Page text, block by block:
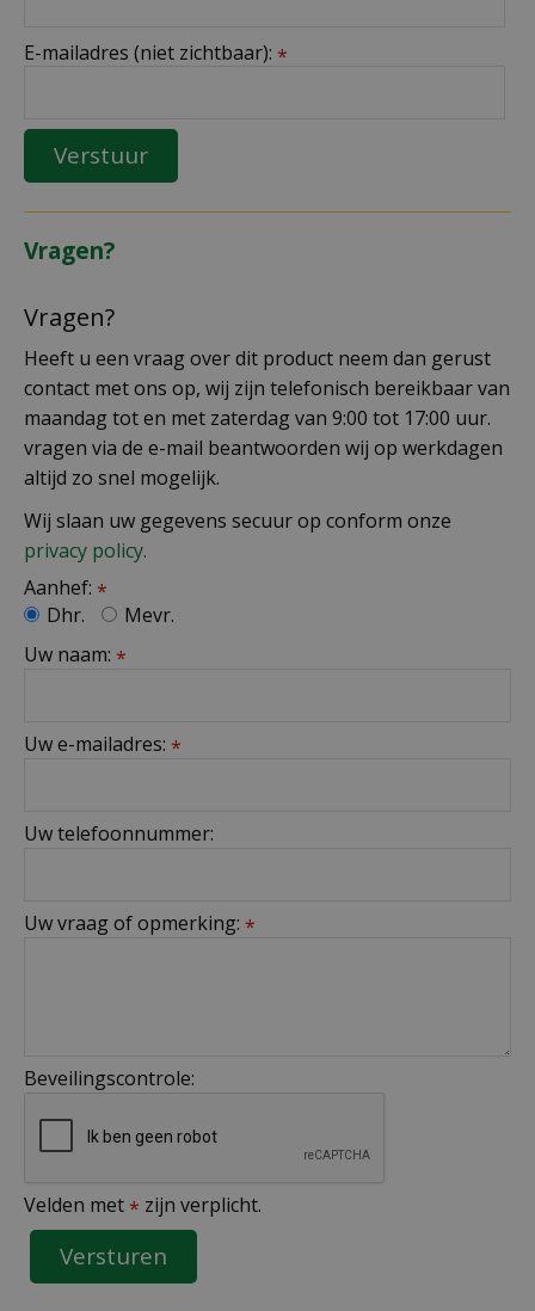
E-mailadres (niet zichtbaar): *
Vragen?
Vragen?
Heeft u een vraag over dit product neem dan gerust
contact met ons op, wij zijn telefonisch bereikbaar van
maandag tot en met zaterdag van 9:00 tot 17:00 uur.
vragen via de e-mail beantwoorden wij op werkdagen
altijd zo snel mogelijk.
Wij slaan uw gegevens secuur op conform onze
privacy policy.
Aanhef: *
Dhr.
Mevr.
Uw naam: *
Uw e-mailadres: *
Uw telefoonnummer:
Uw vraag of opmerking: *
Beveilingscontrole:
Velden met * zijn verplicht.